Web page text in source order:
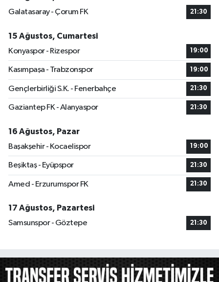
Galatasaray - Çorum FK
21:30
15 Ağustos, Cumartesi
Konyaspor - Rizespor
19:00
Kasımpaşa - Trabzonspor 19:00
Gençlerbirliği S.K. - Fenerbahçe 21:30
Gaziantep FK - Alanyaspor 21:30
16 Ağustos, Pazar
Başakşehir - Kocaelispor
19:00
Beşiktaş - Eyüpspor 21:30
Amed - Erzurumspor FK 21:30
17 Ağustos, Pazartesi
Samsunspor - Göztepe
21:30